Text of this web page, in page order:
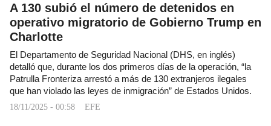
A 130 subió el número de detenidos en
operativo migratorio de Gobierno Trump en
Charlotte
El Departamento de Seguridad Nacional (DHS, en inglés)
detalló que, durante los dos primeros días de la operación, “la
Patrulla Fronteriza arrestó a más de 130 extranjeros ilegales
que han violado las leyes de inmigración” de Estados Unidos.
18/11/2025 - 00:58 EFE